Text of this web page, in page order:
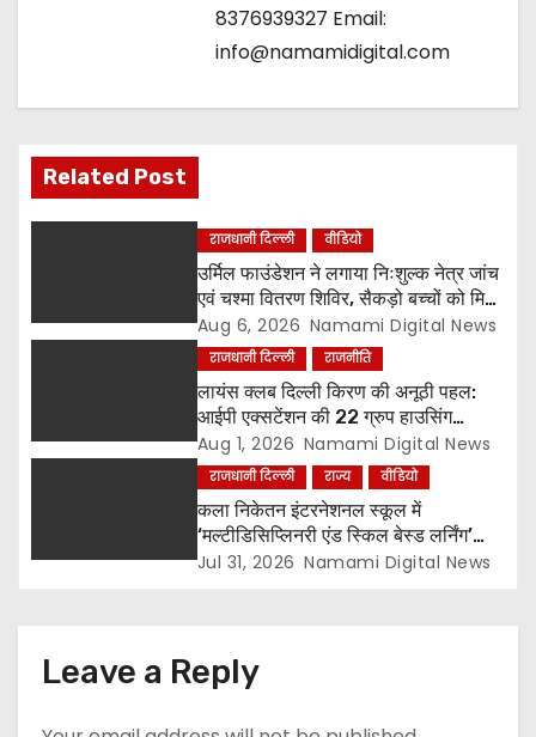
8376939327 Email:
info@namamidigital.com
Related Post
राजधानी दिल्ली वीडियो
उर्मिल फाउंडेशन ने लगाया निःशुल्क नेत्र जांच
एवं चश्मा वितरण शिविर, सैकड़ो बच्चों को मिला
लाभ
Aug 6, 2026 Namami Digital News
राजधानी दिल्ली राजनीति
लायंस क्लब दिल्ली किरण की अनूठी पहल:
आईपी एक्सटेंशन की 22 ग्रुप हाउसिंग
सोसायटियों के बीच पर्यावरण संरक्षण एवं
पौधारोपण प्रतियोगिता, संयोजक लायन सुरेश
बिंदल की अहम भूमिका
Aug 1, 2026 Namami Digital News
राजधानी दिल्ली राज्य वीडियो
कला निकेतन इंटरनेशनल स्कूल में
‘मल्टीडिसिप्लिनरी एंड स्किल बेस्ड लर्निंग’
विषय पर शिक्षक सेमिनार आयोजित, टॉप-5
Jul 31, 2026 Namami Digital News
Leave a Reply